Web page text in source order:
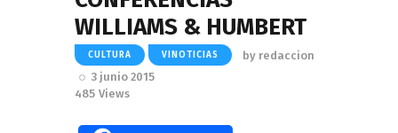
WILLIAMS & HUMBERT
CULTURA VINOTICIAS by redaccion
3 junio 2015
485 Views